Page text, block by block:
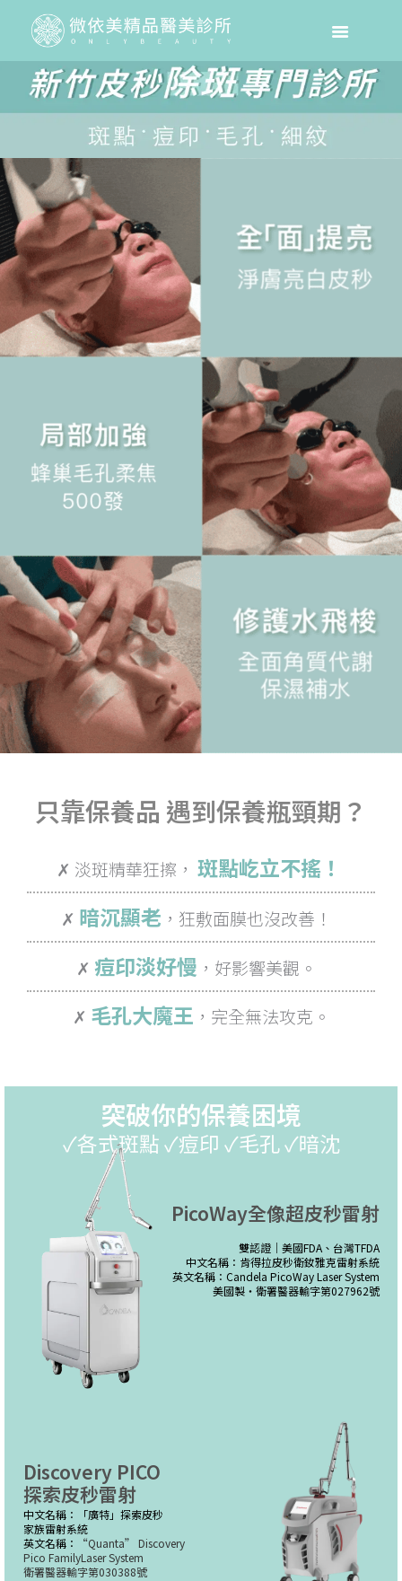
只靠保養品 遇到保養瓶頸期？
✗ 淡斑精華狂擦， 斑點屹立不搖！
✗ 暗沉顯老 ，狂敷面膜也沒改善！
✗ 痘印淡好慢 ，好影響美觀。
✗ 毛孔大魔王 ，完全無法攻克。
突破你的保養困境
✓各式斑點 ✓痘印 ✓毛孔 ✓暗沈
PicoWay全像超皮秒雷射
雙認證｜美國FDA、台灣TFDA
中文名稱：肯得拉皮秒衛釹雅克雷射系統
英文名稱：Candela PicoWay Laser System
美國製・衛署醫器輸字第027962號
Discovery PICO
探索皮秒雷射
中文名稱：「廣特」探索皮秒
家族雷射系統
英文名稱：
“Quanta” Discovery
Pico FamilyLaser System
衛署醫器輸字第030388號